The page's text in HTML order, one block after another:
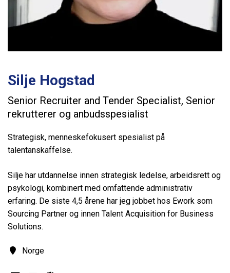
Silje Hogstad
Senior Recruiter and Tender Specialist, Senior
rekrutterer og anbudsspesialist
Strategisk, menneskefokusert spesialist på
talentanskaffelse.
Silje har utdannelse innen strategisk ledelse, arbeidsrett og
psykologi, kombinert med omfattende administrativ
erfaring. De siste 4,5 årene har jeg jobbet hos Ework som
Sourcing Partner og innen Talent Acquisition for Business
Solutions.
Norge